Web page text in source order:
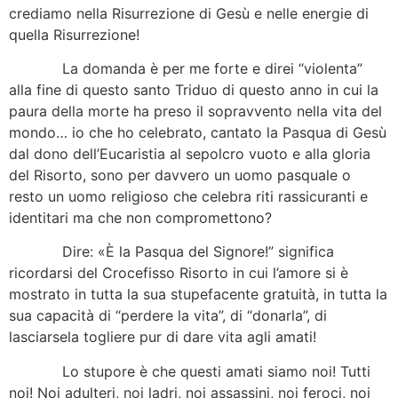
crediamo nella Risurrezione di Gesù e nelle energie di
quella Risurrezione!
La domanda è per me forte e direi “violenta”
alla fine di questo santo Triduo di questo anno in cui la
paura della morte ha preso il sopravvento nella vita del
mondo… io che ho celebrato, cantato la Pasqua di Gesù
dal dono dell’Eucaristia al sepolcro vuoto e alla gloria
del Risorto, sono per davvero un uomo pasquale o
resto un uomo religioso che celebra riti rassicuranti e
identitari ma che non compromettono?
Dire: «È la Pasqua del Signore!” significa
ricordarsi del Crocefisso Risorto in cui l’amore si è
mostrato in tutta la sua stupefacente gratuità, in tutta la
sua capacità di “perdere la vita”, di “donarla”, di
lasciarsela togliere pur di dare vita agli amati!
Lo stupore è che questi amati siamo noi! Tutti
noi! Noi adulteri, noi ladri, noi assassini, noi feroci, noi